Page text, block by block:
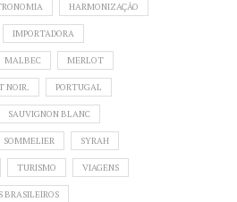
HARMONIZAÇÃO
IMPORTADORA
MALBEC MERLOT
NOIR. PORTUGAL
SAUVIGNON BLANC
SOMMELIER SYRAH
TURISMO VIAGENS
BRASILEIROS